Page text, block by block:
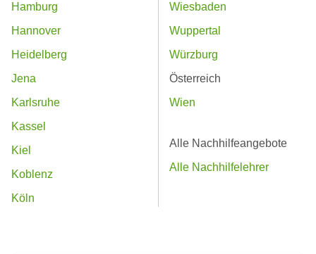
Hamburg
Hannover
Heidelberg
Jena
Karlsruhe
Kassel
Kiel
Koblenz
Köln
Wiesbaden
Wuppertal
Würzburg
Österreich
Wien
Alle Nachhilfeangebote
Alle Nachhilfelehrer